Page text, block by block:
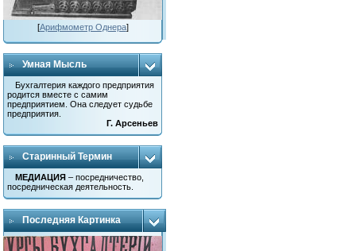
[Арифмометр Однера]
Умная Мысль
Бухгалтерия каждого предприятия
родится вместе с самим
предприятием. Она следует судьбе
предприятия.
Г. Арсеньев
Старинный Термин
МЕДИАЦИЯ – посредничество,
посредническая деятельность.
Последняя Картинка